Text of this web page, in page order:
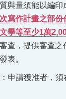
與量須能以編印
寫作計畫之部份
學等至少1萬
查，提供審查之
表。
申請獲准者，